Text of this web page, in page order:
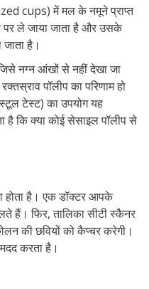
cups) में मल के नमूने प्राप्त
पर ले जाया जाता है और उसके
है।
नग्न आंखों से नहीं देखा जा
पॉलीप का परिणाम हो
टेस्ट) का उपयोग यह
है कि क्या कोई सेसाइल पॉलीप से
है। एक डॉक्टर आपके
हैं। फिर, तालिका सीटी स्कैनर
की छवियों को कैप्चर करेगी।
करता है।